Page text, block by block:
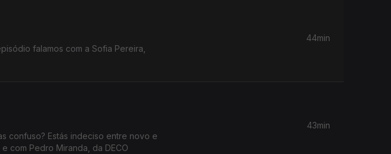
falamos com a Sofia Pereira,
44min
confuso? Estás indeciso entre novo e
com Pedro Miranda, da DECO
43min